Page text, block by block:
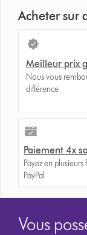
Acheter sur
Meilleur prix
Nous vous
différence
Paiement 4x
Payez en plusieurs
PayPal
Vous